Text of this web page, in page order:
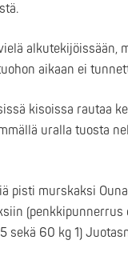
alkutekijöissään,
aikaan ei
kisoissa rautaa
uralla tuosta
pisti murskaksi
(penkkipunnerrus
sekä 60 kg 1)